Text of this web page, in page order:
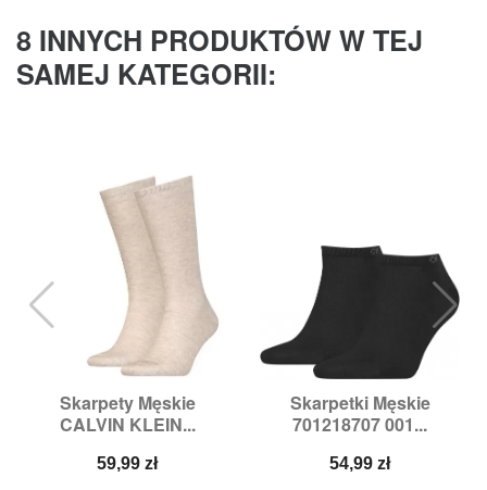
8 INNYCH PRODUKTÓW W TEJ
SAMEJ KATEGORII:
Skarpety Męskie
CALVIN KLEIN...
Cena
59,99 zł
Skarpetki Męskie
701218707 001...
Cena
54,99 zł